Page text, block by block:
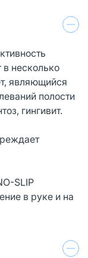
в несколько
являющийся
полости
гингивит.
SLIP
в руке и на